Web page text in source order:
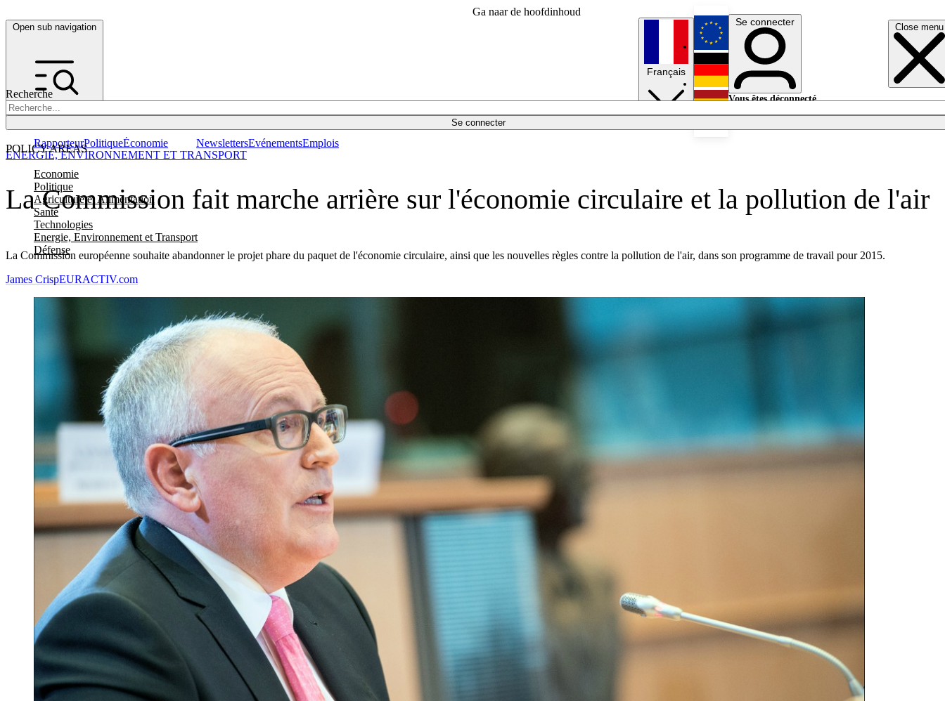
Ga naar de hoofdinhoud
Open sub navigation Close menu
Recherche
Se connecter
POLICY AREAS
Economie
Politique
Agriculture et Alimentation
Santé
Technologies
Energie, Environnement et Transport
Défense
RapporteurPolitiqueÉconomie NewslettersEvénementsEmplois
Français
English
Deutsch
Se connecter
Vous êtes déconnecté.
La Commission fait marche arrière sur l'économie circulaire et la pollution de l'air
La Commission européenne souhaite abandonner le projet phare du paquet de l'économie circulaire, ainsi que les nouvelles règles contre la pollution de l'air, dans son programme de travail pour 2015.
ENERGIE, ENVIRONNEMENT ET TRANSPORT
James CrispEURACTIV.com